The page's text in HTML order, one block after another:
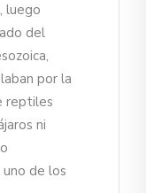
luego
del
por la
reptiles
ni
de los